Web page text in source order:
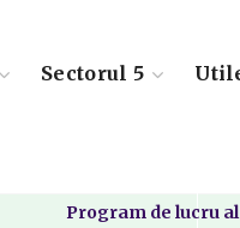
Sectorul 5
Program de lucru